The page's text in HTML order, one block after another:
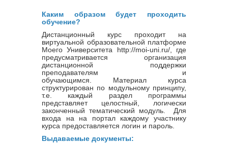
Каким образом будет проходить
обучение?
Дистанционный курс проходит на
виртуальной образовательной платформе
Моего Университета http://moi-uni.ru/, где
предусматривается организация
дистанционной поддержки
преподавателям и
обучающимся. Материал курса
структурирован по модульному принципу,
т.е. каждый раздел программы
представляет целостный, логически
законченный тематический модуль. Для
входа на на портал каждому участнику
курса предоставляется логин и пароль.
Выдаваемые документы: